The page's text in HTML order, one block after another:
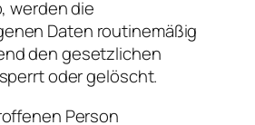
werden die
Daten routinemäßig
den gesetzlichen
oder gelöscht.
Person